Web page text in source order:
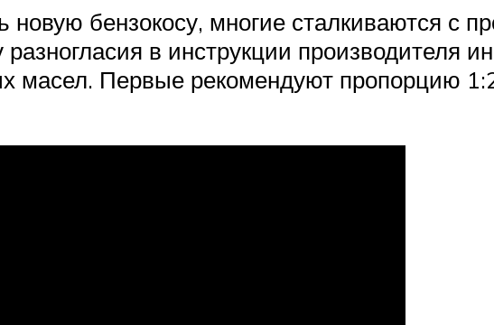
бензокосу, многие сталкиваются с
в инструкции производителя
масел. Первые рекомендуют пропорцию